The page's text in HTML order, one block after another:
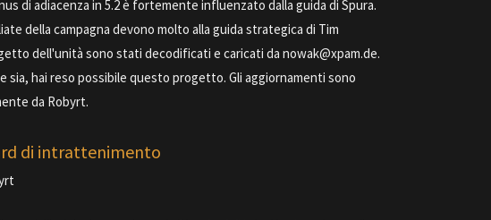
di adiacenza in 5.2 è fortemente influenzato dalla guida di Spura.
della campagna devono molto alla guida strategica di Tim
dell'unità sono stati decodificati e caricati da nowak@xpam.de.
sia, hai reso possibile questo progetto. Gli aggiornamenti sono
da Robyrt.
di intrattenimento